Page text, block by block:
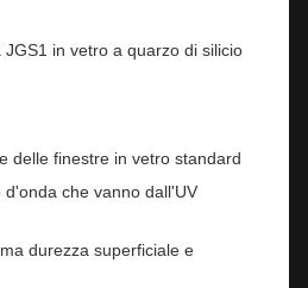
in vetro a quarzo di silicio
delle finestre in vetro standard
che vanno dall'UV
durezza superficiale e